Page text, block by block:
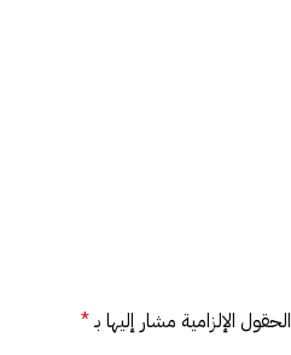
الحقول الإلزامية مشار إليها بـ*